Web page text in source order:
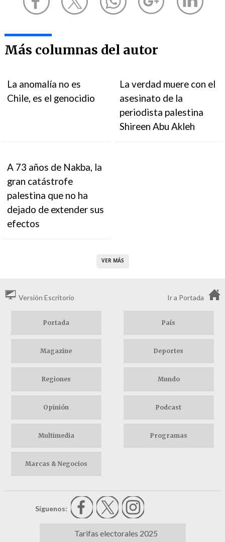
Más columnas del autor
La anomalía no es
Chile, es el genocidio
La verdad muere con el
asesinato de la
periodista palestina
Shireen Abu Akleh
A 73 años de Nakba, la
gran catástrofe
palestina que no ha
dejado de extender sus
efectos
VER MÁS
Versión Escritorio Ir a Portada
Portada País
Magazine Deportes
Regiones Mundo
Opinión Podcast
Multimedia Programas
Marcas & Negocios
Síguenos:
Tarifas electorales 2025